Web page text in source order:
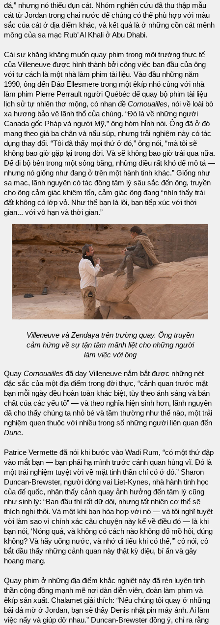
đá,” nhưng nó thiếu đụn cát. Nhóm nghiên cứu đã thu thập mẫu
cát từ Jordan trong chai nước để chúng có thể phù hợp với màu
sắc của cát ở địa điểm khác, và kết quả là ở những cồn cát mênh
mông của sa mạc Rub’ Al Khali ở Abu Dhabi.
Cái sự khăng khăng muốn quay phim trong môi trường thực tế
của Villeneuve được hình thành bởi công việc ban đầu của ông
với tư cách là một nhà làm phim tài liệu. Vào đầu những năm
1990, ông đến Đảo Ellesmere trong một êkíp nhỏ cùng với nhà
làm phim Pierre Perrault người Québéc để quay bộ phim tài liệu
lịch sử tự nhiên thơ mộng, có nhan đề Cornouailles, nói về loài bò
xạ hương bảo vệ lãnh thổ của chúng. “Đó là về những người
Canada gốc Pháp và người Mỹ,” ông hóm hỉnh nói. Ông đã ở đó
mang theo giá ba chân và nấu súp, nhưng trải nghiệm này có tác
dụng thay đổi. “Tôi đã thấy mọi thứ ở đó,” ông nói, “mà tôi sẽ
không bao giờ gặp lại trong đời. Và sẽ không bao giờ trải qua nữa.
Để đi bộ bên trong một sông băng, những điều rất khó để mô tả —
nhưng nó giống như đang ở trên một hành tinh khác.” Giống như
sa mạc, lãnh nguyên có tác động tâm lý sâu sắc đến ông, truyền
cho ông cảm giác khiêm tốn, cảm giác ông đang “nhìn thấy trái
đất không có lớp vỏ. Như thể bạn là lõi, bạn tiếp xúc với thời
gian... với vô hạn và thời gian.”
Villeneuve và Zendaya trên trường quay. Ông truyền
cảm hứng về sự tận tâm mãnh liệt cho những người
làm việc với ông
Quay Cornouailles đã dạy Villeneuve nắm bắt được những nét
đặc sắc của một địa điểm trong đời thực, “cảnh quan trước mặt
bạn mỗi ngày đều hoàn toàn khác biệt, tùy theo ánh sáng và bản
chất của các yếu tố” — và theo nghĩa hiện sinh hơn, lãnh nguyên
đã cho thấy chúng ta nhỏ bé và tầm thường như thế nào, một trải
nghiệm quen thuộc với nhiều trong số những người liên quan đến
Dune.
Patrice Vermette đã nói khi bước vào Wadi Rum, “có một thứ đập
vào mắt bạn — bạn phải hạ mình trước cảnh quan hùng vĩ. Đó là
một trải nghiệm tuyệt vời về mặt tinh thần chỉ có ở đó.” Sharon
Duncan-Brewster, người đóng vai Liet-Kynes, nhà hành tinh học
của đế quốc, nhận thấy cảnh quay ảnh hưởng đến tâm lý cũng
như sinh lý: “Ban đầu thì rất dữ dội, nhưng tất nhiên cơ thể sẽ
thích nghi thôi. Và một khi bạn hòa hợp với nó — và tôi nghĩ tuyệt
vời làm sao vì chính xác câu chuyện này kể về điều đó — là khi
bạn nói, ‘Nóng quá, và không có cách nào không đổ mồ hôi, đúng
không? Và hãy uống nước, và nhớ đi tiểu khi có thể,’” cô nói, cô
bắt đầu thấy những cảnh quan này thật kỳ diệu, bí ẩn và gây
hoang mang.
Quay phim ở những địa điểm khắc nghiệt này đã rèn luyện tinh
thần cộng đồng mạnh mẽ nơi dàn diễn viên, đoàn làm phim và
êkíp sản xuất. Chalamet giải thích: “Nếu chúng tôi quay ở những
bãi đá mờ ở Jordan, bạn sẽ thấy Denis nhặt pin máy ảnh. Ai làm
việc nấy và giúp đỡ nhau.” Duncan-Brewster đồng ý, chỉ ra rằng